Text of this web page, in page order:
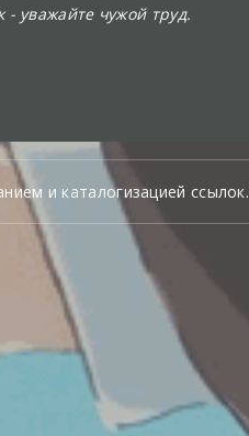
- уважайте чужой труд.
и каталогизацией ссылок.